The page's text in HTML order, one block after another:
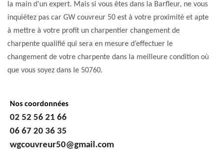
la main d’un expert. Mais si vous êtes dans la Barfleur, ne vous
inquiétez pas car GW couvreur 50 est à votre proximité et apte
à mettre à votre profit un charpentier changement de
charpente qualifié qui sera en mesure d’effectuer le
changement de votre charpente dans la meilleure condition où
que vous soyez dans le 50760.
Nos coordonnées
02 52 56 21 66
06 67 20 36 35
wgcouvreur50@gmail.com